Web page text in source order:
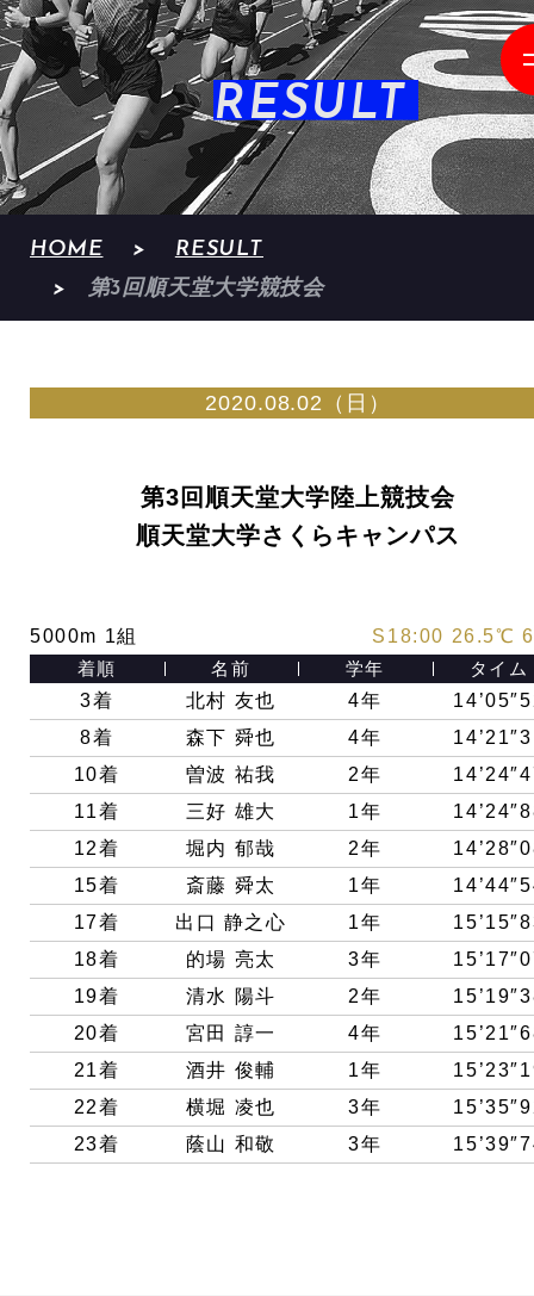
RESULT
HOME
RESULT
第3回順天堂大学競技会
2020.08.02（日）
第3回順天堂大学陸上競技会
順天堂⼤学さくらキャンパス
5000m 1組
S18:00 26.5℃
着順
名前 学年
タイム
3着
北村 友也 4年
8着
森下 舜也 4年
10着
曽波 祐我 2年
11着
三好 雄大 1年
12着
堀内 郁哉 2年
15着
斎藤 舜太 1年
17着
出口 静之心 1年
18着
的場 亮太 3年
19着
清水 陽斗 2年
20着
宮田 諄一 4年
21着
酒井 俊輔 1年
22着
横堀 凌也 3年
23着
蔭山 和敬 3年